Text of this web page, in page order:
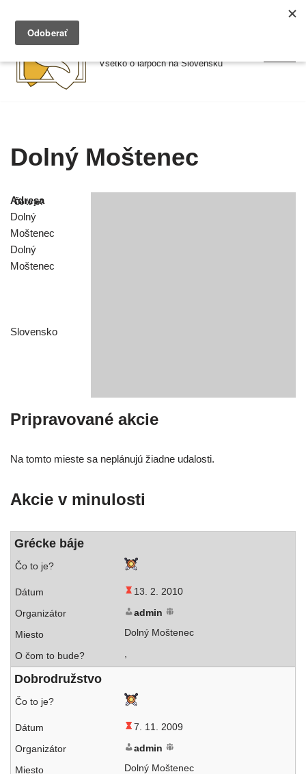
Preskočiť
Všetko o larpoch na Slovensku
Dolný Moštenec
Adresa
Dolný
Moštenec
Dolný
Moštenec
Slovensko
Pripravované akcie
Na tom­to mies­te sa neplá­nu­jú žiad­ne udalosti.
Akcie v minulosti
Grécke báje
13. 2. 2010
admin
Dolný Moštenec
,
Dobrodružstvo
7. 11. 2009
admin
Dolný Moštenec